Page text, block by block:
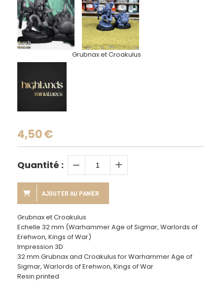
Grubnax et Croakulus
4,50€
Quantité :
AJOUTER AU PANIER
Grubnax et Croakulus
Echelle 32 mm (Warhammer Age of Sigmar, Warlords of
Erehwon, Kings of War)
Impression 3D
32 mm Grubnax and Croakulus for Warhammer Age of
Sigmar, Warlords of Erehwon, Kings of War
Resin printed